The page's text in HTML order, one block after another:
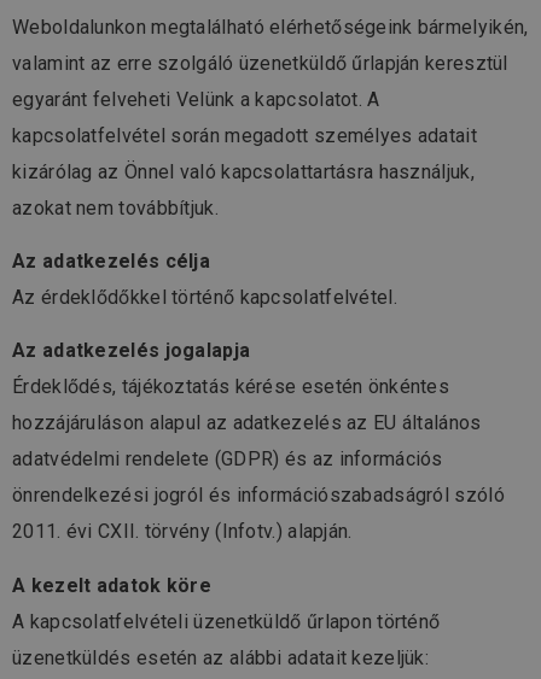
Weboldalunkon megtalálható elérhetőségeink bármelyikén,
valamint az erre szolgáló üzenetküldő űrlapján keresztül
egyaránt felveheti Velünk a kapcsolatot. A
kapcsolatfelvétel során megadott személyes adatait
kizárólag az Önnel való kapcsolattartásra használjuk,
azokat nem továbbítjuk.
Az adatkezelés célja
Az érdeklődőkkel történő kapcsolatfelvétel.
Az adatkezelés jogalapja
Érdeklődés, tájékoztatás kérése esetén önkéntes
hozzájáruláson alapul az adatkezelés az EU általános
adatvédelmi rendelete (GDPR) és az információs
önrendelkezési jogról és információszabadságról szóló
2011. évi CXII. törvény (Infotv.) alapján.
A kezelt adatok köre
A kapcsolatfelvételi üzenetküldő űrlapon történő
üzenetküldés esetén az alábbi adatait kezeljük: